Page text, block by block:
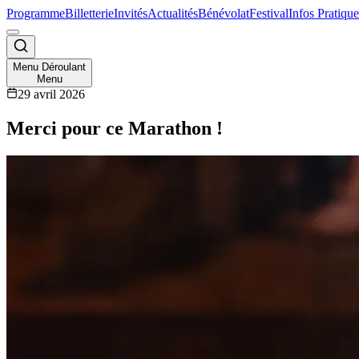
ProgrammeBilletterieInvitésActualitésBénévolatFestivalInfos
Menu Déroulant
Menu
29 avril 2026
Merci pour ce Marathon !